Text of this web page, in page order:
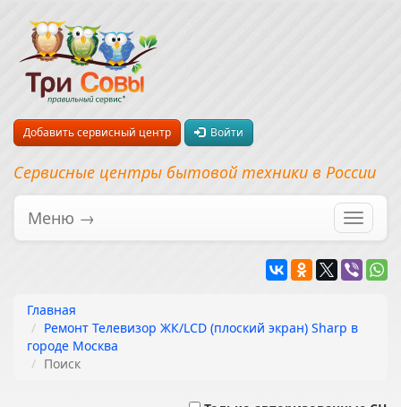
Добавить сервисный центр Войти
Сервисные центры бытовой техники в России
Меню →
Главная
Ремонт Телевизор ЖК/LCD (плоский экран) Sharp в
городе Москва
Поиск